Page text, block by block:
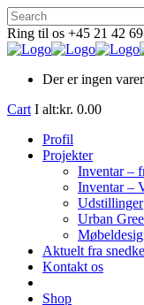
Ring til os +45 21 42
Der er ingen
Cart I alt:kr. 0.00
Profil
Projekter
Inventar –
Inventar –
Udstillinger
Urban
Aktuelt fra
Kontakt os
Shop